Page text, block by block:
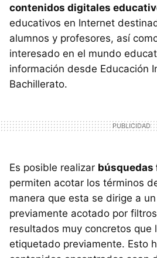
contenidos digitales
educativos en Internet
alumnos y profesores, así
interesado en el mundo
información desde Educación
Bachillerato.
Es posible realizar búsquedas
permiten acotar los términos
manera que esta se dirige a
previamente acotado por
resultados muy concretos que
etiquetado previamente. Esto